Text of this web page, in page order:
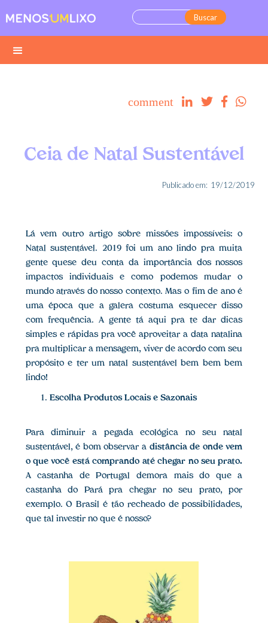
comment    
Ceia de Natal Sustentável
Publicado em: 19/12/2019
Lá vem outro artigo sobre missões impossíveis: o
Natal sustentável. 2019 foi um ano lindo pra muita
gente quese deu conta da importância dos nossos
impactos individuais e como podemos mudar o
mundo através do nosso contexto. Mas o fim de ano é
uma época que a galera costuma esquecer disso
com frequência. A gente tá aqui pra te dar dicas
simples e rápidas pra você aproveitar a data natalina
pra multiplicar a mensagem, viver de acordo com seu
propósito e ter um natal sustentável bem bem bem
lindo!
Escolha Produtos Locais e Sazonais
Para diminuir a pegada ecológica no seu natal
sustentável, é bom observar a distância de onde vem
o que você está comprando até chegar no seu prato.
A castanha de Portugal demora mais do que a
castanha do Pará pra chegar no seu prato, por
exemplo. O Brasil é tão recheado de possibilidades,
que tal investir no que é nosso?